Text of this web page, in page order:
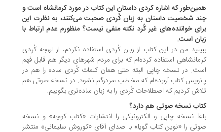
که اشاره کردی داستان این کتاب در مورد کرمانشاه است و
شخصیت داستان به زبان کُردی صحبت می‌کنند، به نظرت این
خواننده‌های غیر کُرد نکته منفی نیست؟ منظورم عدم ارتباط با
است.
من در این کتاب از زبان کُردی استفاده نکردم، از لهجه کُردی
استفاده کرده‌ام که برای مردم شهرهای دیگر هم قابل فهم
در نسخه چاپی البته حتی همان کلمات کُردی ساده را هم در
کتاب آورده‌ام که مخاطب سردرگم نشود. در نسخه صوتی هم
کردیم که اصطلاحات کُردی را به زبان ساده‌تری بگوییم.
نسخه صوتی هم دارد؟
نسخه چاپی و الکترونیکی را انتشارات «کتاب کوچه» و نسخه
را «نوین کتاب گویا» با صدای آقای «کوروش سلیمانی» منتشر